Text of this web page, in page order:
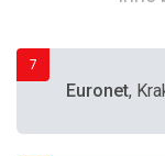
7
Euronet,